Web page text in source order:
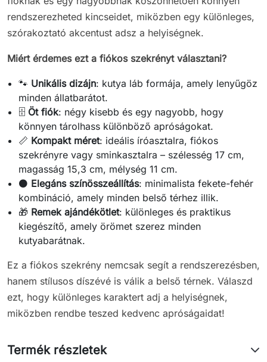
rendszerezheted kincseidet, miközben egy különleges,
szórakoztató akcentust adsz a helyiségnek.
Miért érdemes ezt a fiókos szekrényt választani?
🐾 Unikális dizájn: kutya láb formája, amely lenyűgöz
minden állatbarátot.
🗄️ Öt fiók: négy kisebb és egy nagyobb, hogy
könnyen tárolhass különböző apróságokat.
📏 Kompakt méret: ideális íróasztalra, fiókos
szekrényre vagy sminkasztalra – szélesség 17 cm,
magasság 15,3 cm, mélység 11 cm.
⚫ Elegáns színösszeállítás: minimalista fekete-fehér
kombináció, amely minden belső térhez illik.
🎁 Remek ajándékötlet: különleges és praktikus
kiegészítő, amely örömet szerez minden
kutyabarátnak.
Ez a fiókos szekrény nemcsak segít a rendszerezésben,
hanem stílusos díszévé is válik a belső térnek. Válaszd
ezt, hogy különleges karaktert adj a helyiségnek,
miközben rendbe teszed kedvenc apróságaidat!
Termék részletek